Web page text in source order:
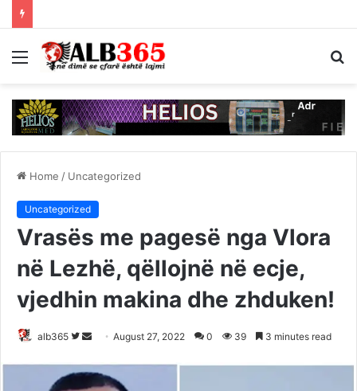
Menu
Home / Uncategorized
Uncategorized
Vrasës me pagesë nga Vlora
në Lezhë, qëllojnë në ecje,
vjedhin makina dhe zhduken!
alb365
Follow
Twitter
Send
email
August 27, 2022 0 39 3 minutes read